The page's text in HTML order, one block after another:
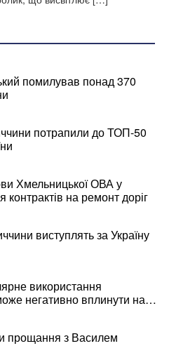
помилував понад 370
потрапили до ТОП-50
Хмельницької ОВА у
контрактів на ремонт доріг
виступлять за Україну
використання
негативно вплинути на
прощання з Василем